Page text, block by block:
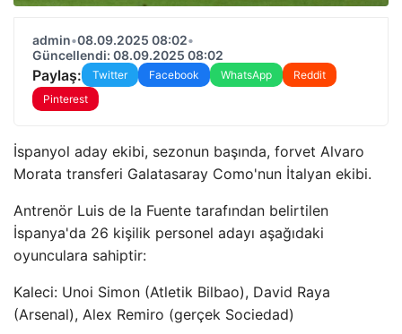
admin•08.09.2025 08:02•
Güncellendi: 08.09.2025 08:02
Paylaş: Twitter Facebook WhatsApp
Reddit
Pinterest
İspanyol aday ekibi, sezonun başında, forvet Alvaro
Morata transferi Galatasaray Como'nun İtalyan ekibi.
Antrenör Luis de la Fuente tarafından belirtilen
İspanya'da 26 kişilik personel adayı aşağıdaki
oyunculara sahiptir:
Kaleci: Unoi Simon (Atletik Bilbao), David Raya
(Arsenal), Alex Remiro (gerçek Sociedad)